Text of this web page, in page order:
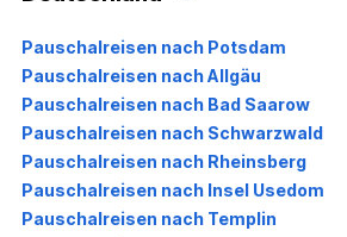
Pauschalreisen nach Potsdam
Pauschalreisen nach Allgäu
Pauschalreisen nach Bad Saarow
Pauschalreisen nach Schwarzwald
Pauschalreisen nach Rheinsberg
Pauschalreisen nach Insel Usedom
Pauschalreisen nach Templin